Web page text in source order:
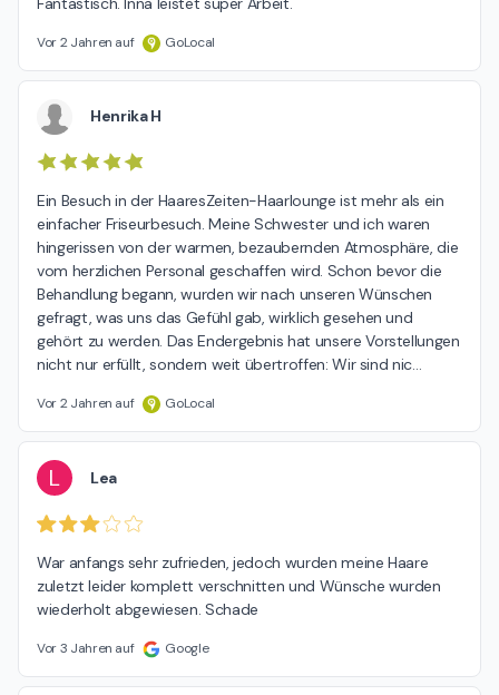
Vor 2 Jahren auf GoLocal
Henrika H
Ein Besuch in der HaaresZeiten-Haarlounge ist mehr als ein
einfacher Friseurbesuch. Meine Schwester und ich waren
hingerissen von der warmen, bezaubernden Atmosphäre, die
vom herzlichen Personal geschaffen wird. Schon bevor die
Behandlung begann, wurden wir nach unseren Wünschen
gefragt, was uns das Gefühl gab, wirklich gesehen und
gehört zu werden. Das Endergebnis hat unsere Vorstellungen
nicht nur erfüllt, sondern weit übertroffen: Wir sind nic…
Vor 2 Jahren auf GoLocal
L Lea
War anfangs sehr zufrieden, jedoch wurden meine Haare
zuletzt leider komplett verschnitten und Wünsche wurden
wiederholt abgewiesen. Schade
Vor 3 Jahren auf Google